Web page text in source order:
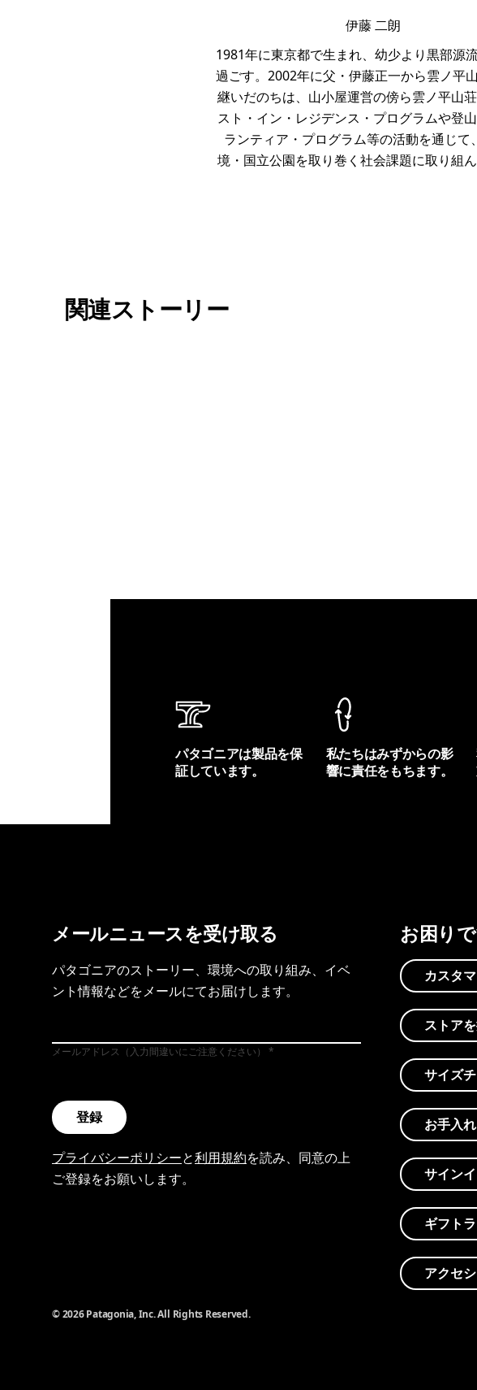
伊藤 二朗
1981年に東京都で生まれ、幼少より黒部源
過ごす。2002年に父・伊藤正一から雲ノ平
継いだのちは、山小屋運営の傍ら雲ノ平山
スト・イン・レジデンス・プログラムや登
ランティア・プログラム等の活動を通じて
境・国立公園を取り巻く社会課題に取り組ん
関連ストーリー
パタゴニアは製品を保
証しています。
私たちはみずからの影
響に責任をもちます。
メールニュースを受け取る
パタゴニアのストーリー、環境への取り組み、イベ
ント情報などをメールにてお届けします。
メールアドレス（入力間違いにご注意ください）
登録
プライバシーポリシーと利用規約を読み、同意の上
ご登録をお願いします。
お困り
カスタ
ストア
サイズ
お手入
サイン
ギフト
アクセ
© 2026 Patagonia, Inc. All Rights Reserved.